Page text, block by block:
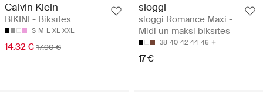
Calvin Klein
BIKINI - Biksītes
S M L XL XXL
14.32 € 17.90 €
sloggi
sloggi Romance Maxi -
Midi un maksi biksītes
38 40 42 44 46
17 €